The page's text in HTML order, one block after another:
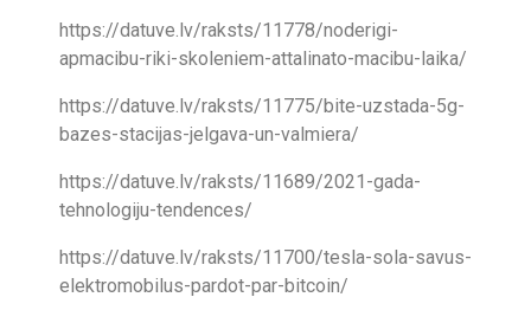
https://datuve.lv/raksts/11778/noderigi-
apmacibu-riki-skoleniem-attalinato-macibu-laika/
https://datuve.lv/raksts/11775/bite-uzstada-5g-
bazes-stacijas-jelgava-un-valmiera/
https://datuve.lv/raksts/11689/2021-gada-
tehnologiju-tendences/
https://datuve.lv/raksts/11700/tesla-sola-savus-
elektromobilus-pardot-par-bitcoin/